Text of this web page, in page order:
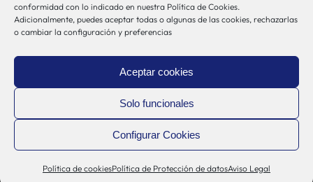
conformidad con lo indicado en nuestra Política de Cookies.
Adicionalmente, puedes aceptar todas o algunas de las cookies, rechazarlas
o cambiar la configuración y preferencias
Aceptar cookies
Solo funcionales
Configurar Cookies
Política de cookiesPolítica de Protección de datosAviso Legal
Osakidetza
Política de Privacidad
Política de Cookies